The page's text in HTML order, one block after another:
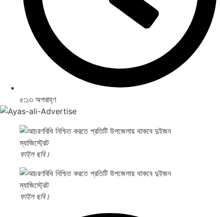
৫:১৩ অপরাহ্ণ
ফাইল ছবি।
ফাইল ছবি।